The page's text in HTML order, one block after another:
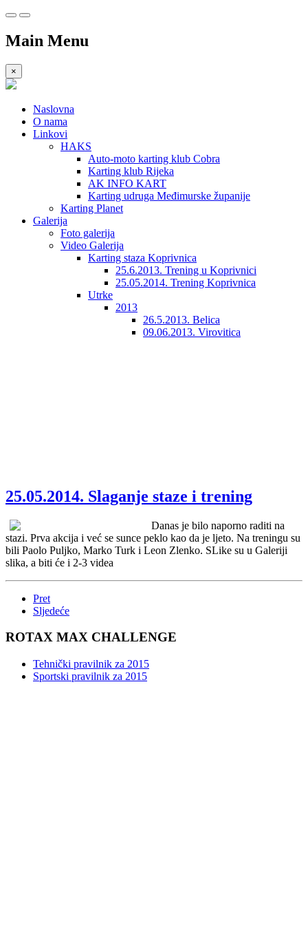
Main Menu
×
Naslovna
O nama
Linkovi
HAKS
Auto-moto karting klub Cobra
Karting klub Rijeka
AK INFO KART
Karting udruga Međimurske županije
Karting Planet
Galerija
Foto galerija
Video Galerija
Karting staza Koprivnica
25.6.2013. Trening u Koprivnici
25.05.2014. Trening Koprivnica
Utrke
2013
26.5.2013. Belica
09.06.2013. Virovitica
25.05.2014. Slaganje staze i trening
Danas je bilo naporno raditi na
stazi. Prva akcija i već se sunce peklo kao da je ljeto. Na treningu su
bili Paolo Puljko, Marko Turk i Leon Zlenko. SLike su u Galeriji
slika, a biti će i 2-3 videa
Pret
Sljedeće
ROTAX MAX CHALLENGE
Tehnički pravilnik za 2015
Sportski pravilnik za 2015